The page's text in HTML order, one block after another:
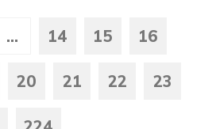
... 14 15 16
20 21 22 23